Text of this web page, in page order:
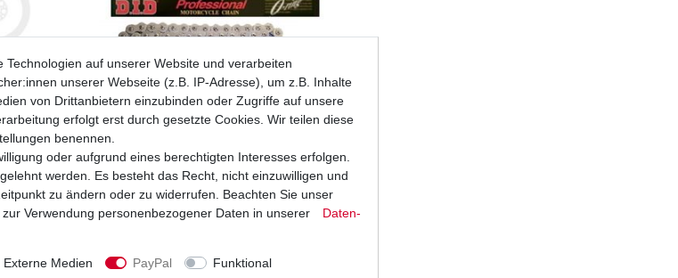
8,30 € *
DID Kette 630 VS O-Ring verstärkt B&S
UVP 130,03 € ab 116,96 € *
* inkl. ges. MwSt.zzgl.Versandkosten
auf unserer Website und verarbeiten
unserer Webseite (z.B. IP-Adresse), um z.B. Inhalte
von Drittanbietern einzubinden oder Zugriffe auf unsere
erfolgt erst durch gesetzte Cookies. Wir teilen diese
benennen.
oder aufgrund eines berechtigten Interesses erfolgen.
werden. Es besteht das Recht, nicht einzuwilligen und
zu ändern oder zu widerrufen. Beachten Sie unser
Verwendung personenbezogener Daten in unserer
Daten­
Externe Medien PayPal
Funktional